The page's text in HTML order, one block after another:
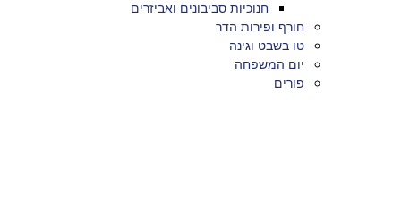
חנוכיות סביבונים ואביזרים
חורף ופירות הדר
טו בשבט וגינה
יום המשפחה
פורים